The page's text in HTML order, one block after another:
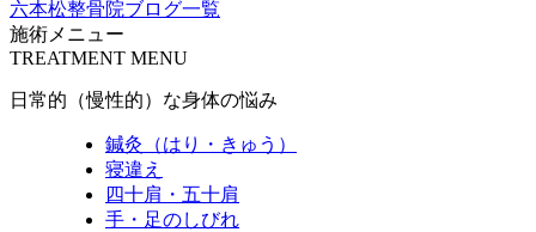
六本松整骨院ブログ一覧
施術メニュー
TREATMENT MENU
日常的（慢性的）な身体の悩み
鍼灸（はり・きゅう）
寝違え
四十肩・五十肩
手・足のしびれ